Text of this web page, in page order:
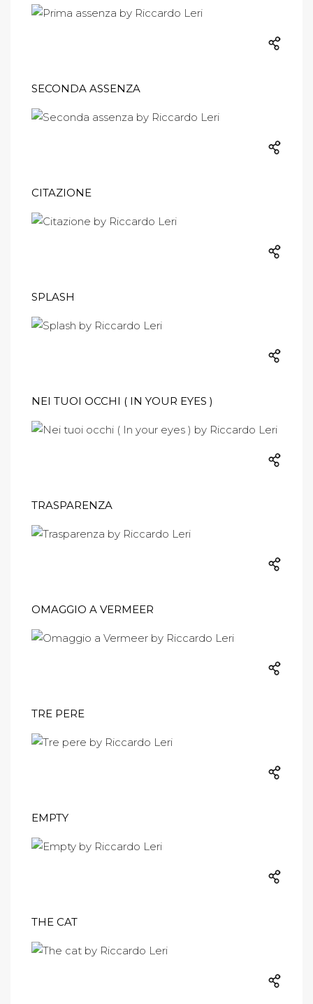
SECONDA ASSENZA
CITAZIONE
SPLASH
NEI TUOI OCCHI ( IN YOUR EYES )
TRASPARENZA
OMAGGIO A VERMEER
TRE PERE
EMPTY
THE CAT